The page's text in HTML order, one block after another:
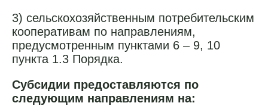
3) сельскохозяйственным потребительским
кооперативам по направлениям,
предусмотренным пунктами 6 – 9, 10
пункта 1.3 Порядка.
Субсидии предоставляются по
следующим направлениям на: